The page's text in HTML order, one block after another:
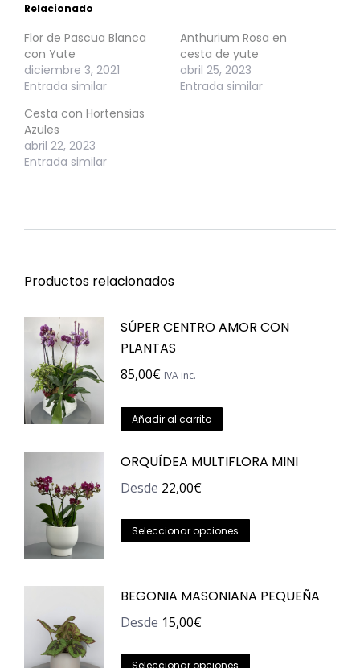
Relacionado
Flor de Pascua Blanca
con Yute
diciembre 3, 2021
Entrada similar
Anthurium Rosa en
cesta de yute
abril 25, 2023
Entrada similar
Cesta con Hortensias
Azules
abril 22, 2023
Entrada similar
Productos relacionados
SÚPER CENTRO AMOR CON
PLANTAS
85,00€ IVA inc.
Añadir al carrito
ORQUÍDEA MULTIFLORA MINI
Desde 22,00€
Seleccionar opciones
múltiples
BEGONIA MASONIANA PEQUEÑA
Desde 15,00€